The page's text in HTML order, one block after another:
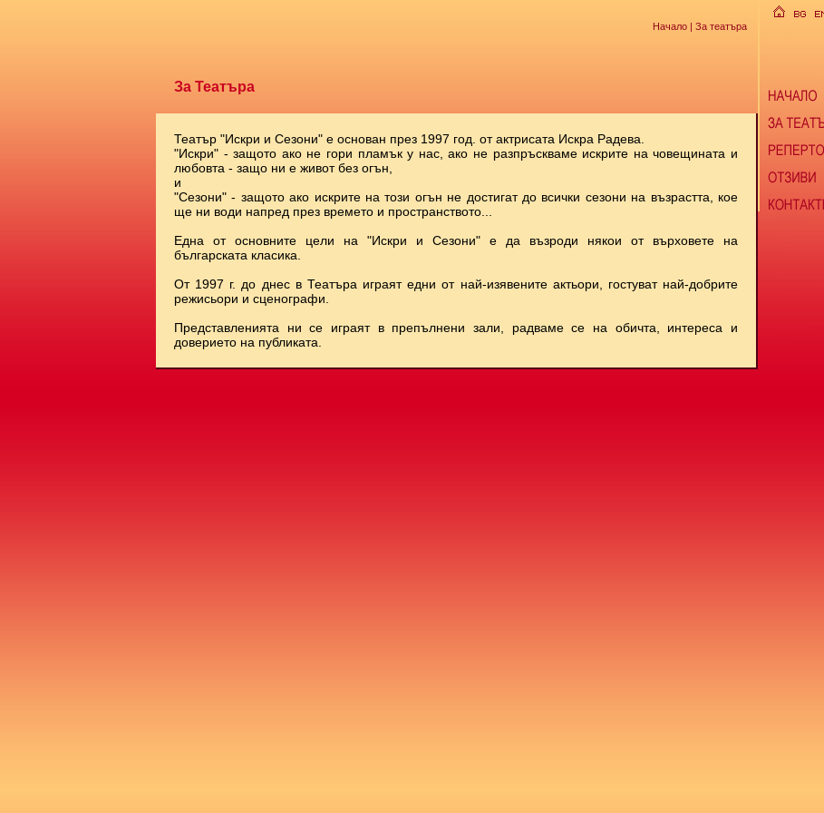
Начало | За театъра
За Театъра
Театър "Искри и Сезони" е основан през 1997 год. от актрисата Искра Радева.
"Искри" - защото ако не гори пламък у нас, ако не разпръскваме искрите на човещината и
любовта - защо ни е живот без огън,
и
"Сезони" - защото ако искрите на този огън не достигат до всички сезони на възрастта, кое
ще ни води напред през времето и пространството...
Една от основните цели на "Искри и Сезони" е да възроди някои от върховете на
българската класика.
От 1997 г. до днес в Театъра играят едни от най-изявените актьори, гостуват най-добрите
режисьори и сценографи.
Представленията ни се играят в препълнени зали, радваме се на обичта, интереса и
доверието на публиката.